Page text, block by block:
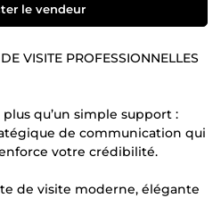
le vendeur
VISITE PROFESSIONNELLES
qu’un simple support :
de communication qui
votre crédibilité.
de visite moderne, élégante